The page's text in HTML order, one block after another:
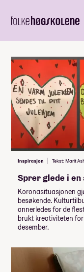
Inspirasjon Tekst: Marit
Sprer glede i
Koronasituasjonen
besøkende.
annerledes for de
brukt kreativiteten
desember.